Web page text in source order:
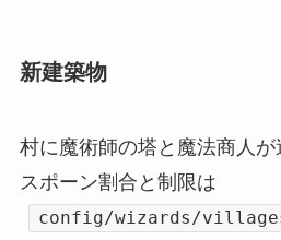
新建築物
村に魔術師の塔と魔法商人が
スポーン割合と制限は
config/wizards/